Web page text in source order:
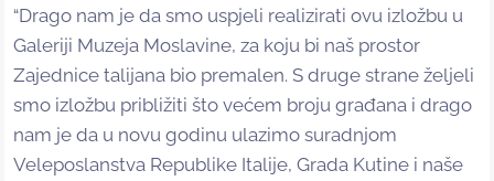
“Drago nam je da smo uspjeli realizirati ovu izložbu u
Galeriji Muzeja Moslavine, za koju bi naš prostor
Zajednice talijana bio premalen. S druge strane željeli
smo izložbu približiti što većem broju građana i drago
nam je da u novu godinu ulazimo suradnjom
Veleposlanstva Republike Italije, Grada Kutine i naše